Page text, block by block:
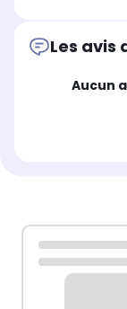
Les avis
Aucun